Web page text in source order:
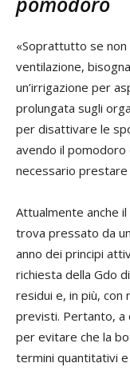
«Soprattutto se non
ventilazione,
un’irrigazione per
prolungata sugli
per disattivare le
avendo il pomodoro
necessario
Attualmente anche
trova pressato da
anno dei principi
richiesta della Gdo
residui e, in più, con
previsti. Pertanto, a
per evitare che la
termini quantitativi